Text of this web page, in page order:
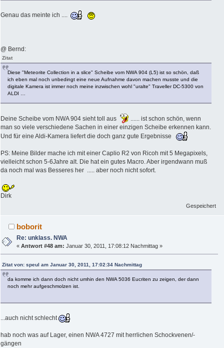
Genau das meinte ich ....
@ Bernd:
Zitat
Diese "Meteorite Collection in a slice" Scheibe vom NWA 904 (L5) ist so schön, daß
ich eben mal noch unbedingt eine neue Aufnahme davon machen musste und die
digitale Kamera ist immer noch meine inzwischen wohl "uralte" Traveller DC-5300 von
ALDI …
Deine Scheibe vom NWA 904 sieht toll aus
...... ist schon schön, wenn
man so viele verschiedene Sachen in einer einzigen Scheibe erkennen kann.
Und für eine Aldi-Kamera liefert die doch ganz gute Ergebnisse
PS: Meine Bilder mache ich mit einer Caplio R2 von Ricoh mit 5 Megapixels,
vielleicht schon 5-6Jahre alt. Die hat ein gutes Macro. Aber irgendwann muß
da noch mal was Besseres her ..... aber noch nicht sofort.
Dirk
Gespeichert
boborit
Re: unklass. NWA
«Antwort #48 am: Januar 30, 2011, 17:08:12 Nachmittag »
Zitat von: speul am Januar 30, 2011, 17:02:34 Nachmittag
da komme ich dann doch nicht umhin den NWA 5036 Eucriten zu zeigen, der dann
noch mehr aufgeschmolzen ist.
...auch nicht schlecht
hab noch was auf Lager, einen NWA 4727 mit herrlichen Schockvenen/-
gängen